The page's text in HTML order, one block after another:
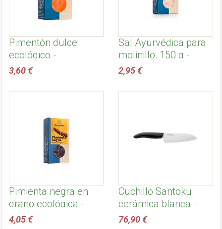
Pimentón dulce
ecológico -
Sonnentor
3,60 €
Sal Ayurvédica para
molinillo, 150 g -
Sonnentor
2,95 €
Pimienta negra en
grano ecológica -
Sonnentor
4,05 €
Cuchillo Santoku
cerámica blanca -
Kyocera
76,90 €